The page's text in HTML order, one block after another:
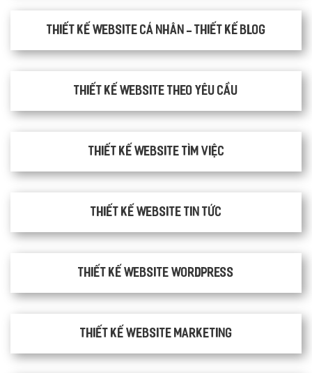
Thiết kế website cá nhân - Thiết kế blog
Thiết kế website theo yêu cầu
thiết kế website tìm việc
Thiết kế website tin tức
Thiết kế website WordPress
Thiết kế Website Marketing